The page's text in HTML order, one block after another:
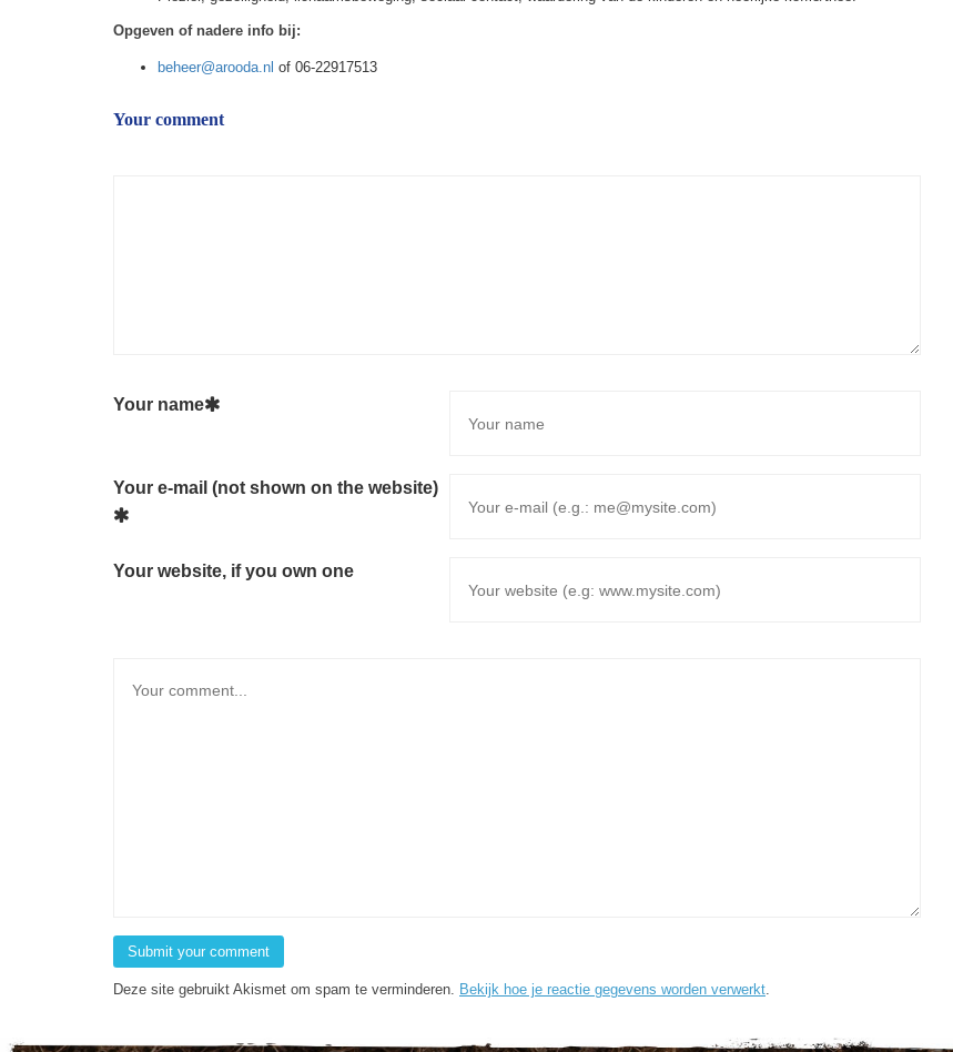
Opgeven of nadere info bij:
beheer@arooda.nl of 06-22917513
Your comment
Your name
Your e-mail (not shown on the website)
Your website, if you own one
Deze site gebruikt Akismet om spam te verminderen. Bekijk hoe je reactie gegevens worden verwerkt.